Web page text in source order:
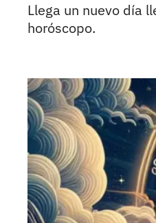
Llega un nuevo día
horóscopo.